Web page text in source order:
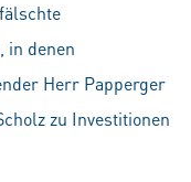
in denen
Herr Papperger
zu Investitionen